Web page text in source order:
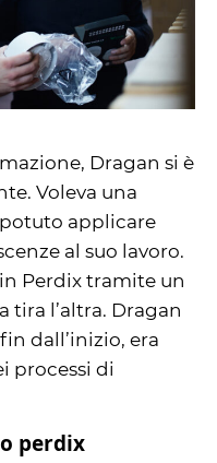
Dragan si è
Voleva una
applicare
al suo lavoro.
Perdix tramite un
tira l’altra. Dragan
dall’inizio, era
processi di
perdix